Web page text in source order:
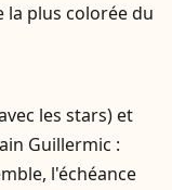
la plus colorée du
les stars) et
Guillermic :
l'échéance